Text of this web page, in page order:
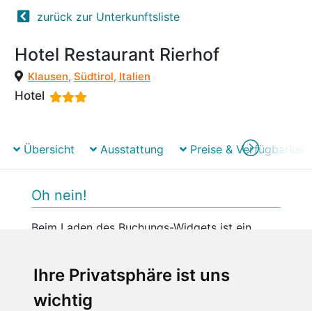
Ihre Privatsphäre ist uns
wichtig
zurück zur Unterkunftsliste
Hotel Restaurant Rierhof
Klausen, Südtirol, Italien
Hotel
Übersicht Ausstattung Preise & Verfügbarkeit
Oh nein!
Beim Laden des Buchungs-Widgets ist ein